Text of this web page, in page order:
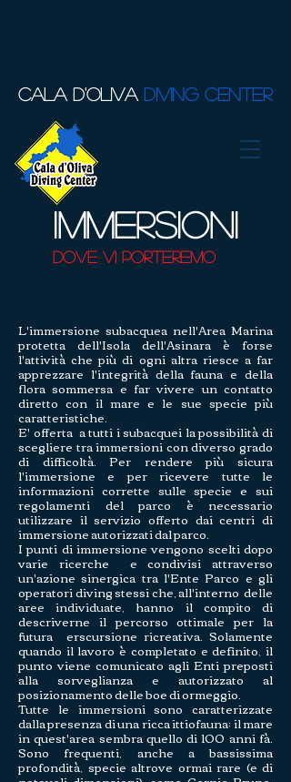
CALA D'OLIVA DIVING CENTER
IMMERSIONI
dove vi porteremo
L'immersione subacquea nell'Area Marina
protetta dell'Isola dell'Asinara è forse
l'attività che più di ogni altra riesce a far
apprezzare l'integrità della fauna e della
flora sommersa e far vivere un contatto
diretto con il mare e le sue specie più
caratteristiche.
E' offerta a tutti i subacquei la possibilità di
scegliere tra immersioni con diverso grado
di difficoltà.Per rendere più sicura
l'immersione e per ricevere tutte le
informazioni corrette sulle specie e sui
regolamenti del parco è necessario
utilizzare il servizio offerto dai centri di
immersione autorizzati dal parco.
I punti di immersione vengono scelti dopo
varie ricerche e condivisi attraverso
un'azione sinergica tra l'Ente Parco e gli
operatori diving stessi che, all'interno delle
aree individuate, hanno il compito di
descriverne il percorso ottimale per la
futura erscursione ricreativa. Solamente
quando il lavoro è completato e definito, il
punto viene comunicato agli Enti preposti
alla sorveglianza e autorizzato al
posizionamento delle boe di ormeggio.
Tutte le immersioni sono caratterizzate
dalla presenza di una ricca ittiofauna: il mare
in quest'area sembra quello di 100 anni fà.
Sono frequenti, anche a bassissima
profondità, specie altrove ormai rare (e di